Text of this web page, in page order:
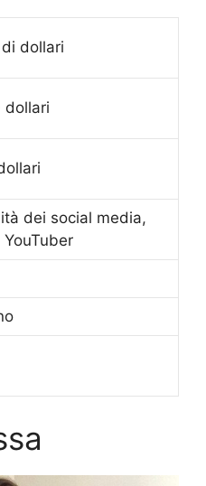
dollari
dollari
dei social media,